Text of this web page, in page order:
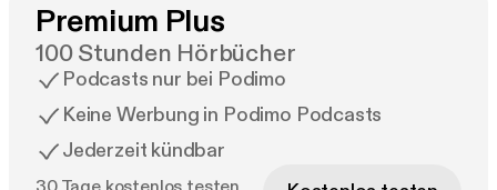
Premium Plus
100 Stunden Hörbücher
Podcasts nur bei Podimo
Keine Werbung in Podimo Podcasts
Jederzeit kündbar